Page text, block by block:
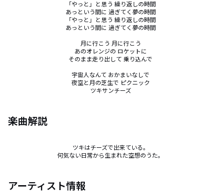
「やっと」と思う 繰り返しの時間
あっという間に 過ぎてく夢の時間
「やっと」と思う 繰り返しの時間
あっという間に 過ぎてく夢の時間
月に行こう 月に行こう
あのオレンジの ロケットに
そのまま走り出して 乗り込んで
宇宙人なんて おかまいなしで
夜空と月の芝生で ピクニック
ツキサンチーズ
楽曲解説
ツキはチーズで出来ている。
何気ない日常から生まれた空想のうた。
アーティスト情報